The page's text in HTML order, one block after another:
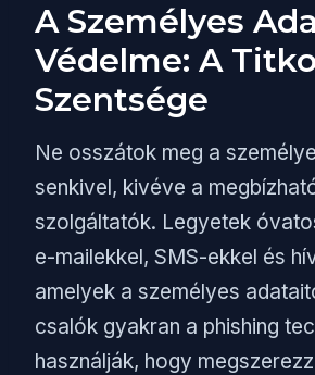
A Személyes
Védelme: A
Szentsége
Ne osszátok meg a
senkivel, kivéve a
szolgáltatók. Legyetek
e-mailekkel, SMS-ekkel és
amelyek a személyes
csalók gyakran a phishing
használják, hogy